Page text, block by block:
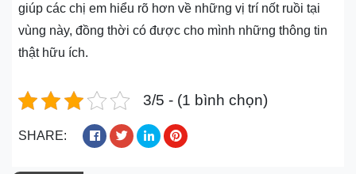
giúp các chị em hiểu rõ hơn về những vị trí nốt ruồi tại
vùng này, đồng thời có được cho mình những thông tin
thật hữu ích.
3/5 - (1 bình chọn)
SHARE: